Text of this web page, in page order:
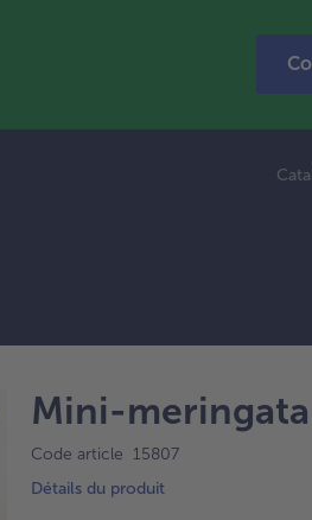
Mini-meringata
Code article 15807
Détails du produit